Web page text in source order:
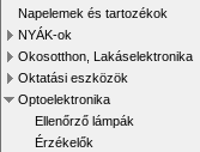
Napelemek és tartozékok
NYÁK-ok
Okosotthon, Lakáselektronika
Oktatási eszközök
Optoelektronika
Ellenőrző lámpák
Érzékelők